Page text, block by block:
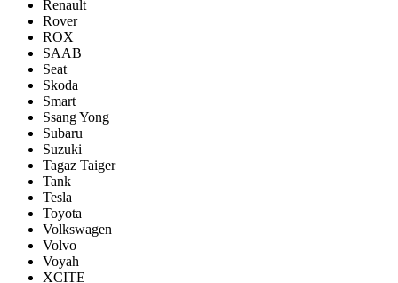
Renault
Rover
ROX
SAAB
Seat
Skoda
Smart
Ssang Yong
Subaru
Suzuki
Tagaz Taiger
Tank
Tesla
Toyota
Volkswagen
Volvo
Voyah
XCITE